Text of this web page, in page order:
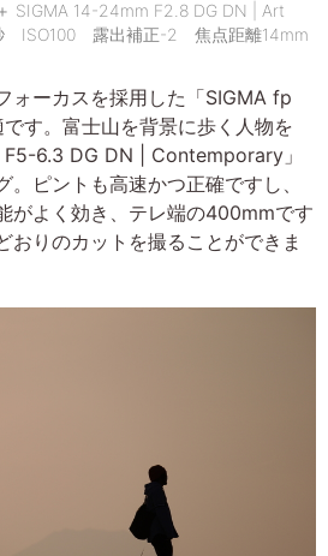
SIGMA 14-24mm F2.8 DG DN | Art
ISO100 露出補正-2 焦点距離14mm
ォーカスを採用した「SIGMA fp
す。富士山を背景に歩く人物を
F5-6.3 DG DN | Contemporary」
。ピントも高速かつ正確ですし、
がよく効き、テレ端の400mmです
おりのカットを撮ることができま